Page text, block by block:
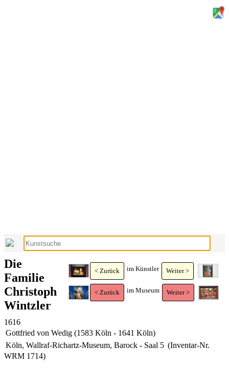
< Zurück im Künstler Weiter >
< Zurück im Museum Weiter >
Die
Familie
Christoph
Wintzler
1616
Gottfried von Wedig (1583 Köln - 1641 Köln)
Köln, Wallraf-Richartz-Museum, Barock - Saal 5 (Inventar-Nr.
WRM 1714)